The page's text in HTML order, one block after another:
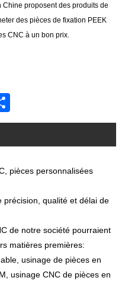
proposent des produits de
des pièces de fixation PEEK
CNC à un bon prix.
pièces personnalisées
précision, qualité et délai de
de notre société pourraient
matières premières:
usinage de pièces en
usinage CNC de pièces en